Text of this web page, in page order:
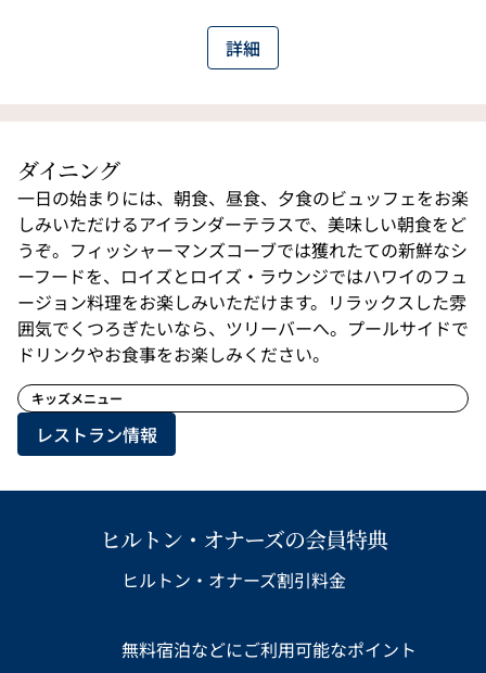
詳細
ダイニング
一日の始まりには、朝食、昼食、夕食のビュッフェをお楽
しみいただけるアイランダーテラスで、美味しい朝食をど
うぞ。フィッシャーマンズコーブでは獲れたての新鮮なシ
ーフードを、ロイズとロイズ・ラウンジではハワイのフュ
ージョン料理をお楽しみいただけます。リラックスした雰
囲気でくつろぎたいなら、ツリーバーへ。プールサイドで
ドリンクやお食事をお楽しみください。
キッズメニュー
レストラン情報
ヒルトン・オナーズの会員特典
ヒルトン・オナーズ割引料金
無料宿泊などにご利用可能なポイント